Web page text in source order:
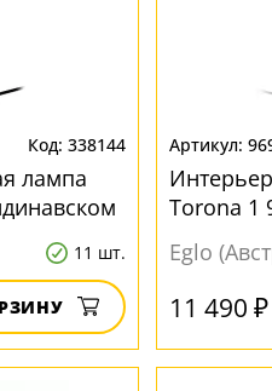
338144
лампа
11 шт.
Torona 1
стиле
Eglo
11 490 ₽